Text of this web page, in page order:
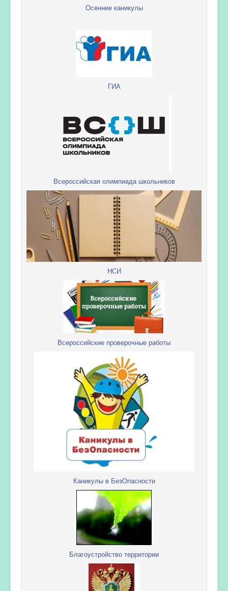
Осенние каникулы
ГИА
Всероссийская олимпиада школьников
НСИ
Всероссийские проверочные работы
Каникулы в БезОпасности
Благоустройство территории